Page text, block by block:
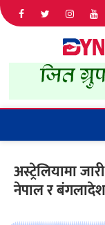
अस्ट्रेलियामा
नेपाल र